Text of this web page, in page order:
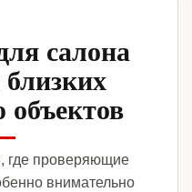
салона
где проверяющие
внимательно